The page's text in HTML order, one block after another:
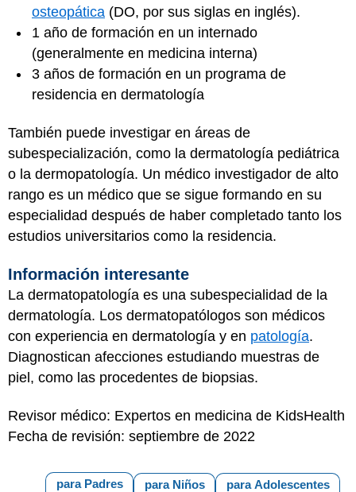
osteopática (DO, por sus siglas en inglés).
1 año de formación en un internado
(generalmente en medicina interna)
3 años de formación en un programa de
residencia en dermatología
También puede investigar en áreas de
subespecialización, como la dermatología pediátrica
o la dermopatología. Un médico investigador de alto
rango es un médico que se sigue formando en su
especialidad después de haber completado tanto los
estudios universitarios como la residencia.
Información interesante
La dermatopatología es una subespecialidad de la
dermatología. Los dermatopatólogos son médicos
con experiencia en dermatología y en patología.
Diagnostican afecciones estudiando muestras de
piel, como las procedentes de biopsias.
Revisor médico: Expertos en medicina de KidsHealth
Fecha de revisión: septiembre de 2022
para Adolescentes
para Niños
para Padres